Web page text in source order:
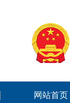
网站首页